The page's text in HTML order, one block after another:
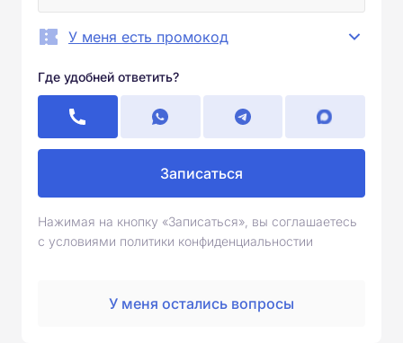
У меня есть промокод
Где удобней ответить?
Записаться
Нажимая на кнопку «Записаться», вы соглашаетесь
с условиями политики конфиденциальностии
У меня остались вопросы